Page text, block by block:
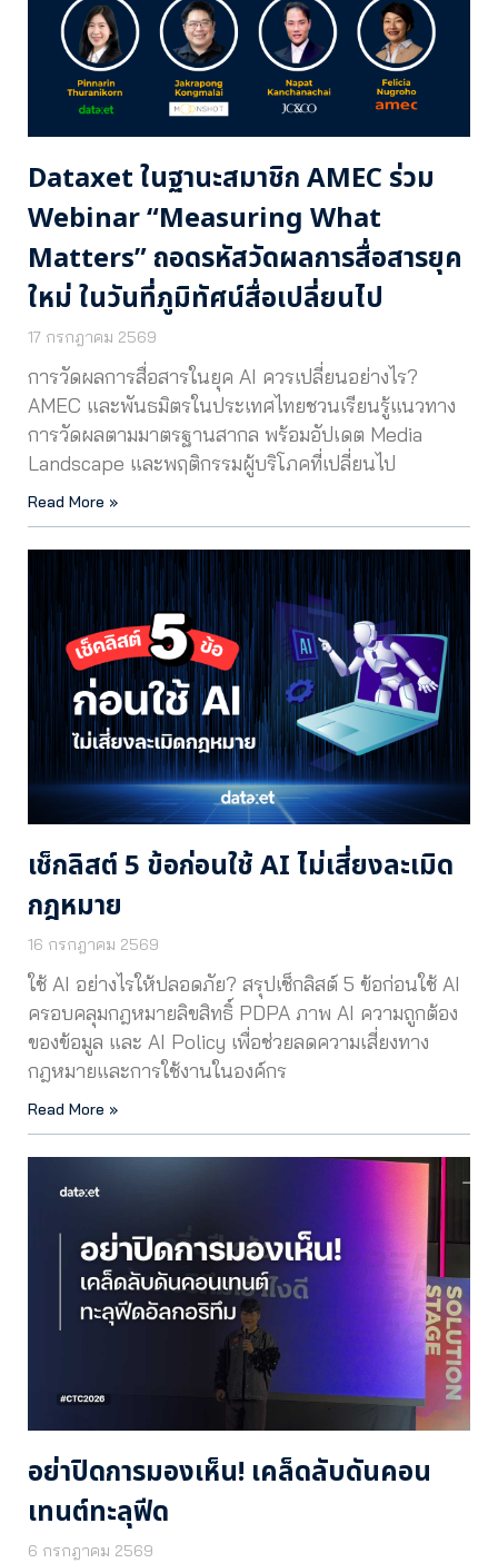
Dataxet ในฐานะสมาชิก AMEC ร่วม
Webinar “Measuring What
Matters” ถอดรหัสวัดผลการสื่อสารยุค
ใหม่ ในวันที่ภูมิทัศน์สื่อเปลี่ยนไป
17 กรกฎาคม 2569
การวัดผลการสื่อสารในยุค AI ควรเปลี่ยนอย่างไร?
AMEC และพันธมิตรในประเทศไทยชวนเรียนรู้แนวทาง
การวัดผลตามมาตรฐานสากล พร้อมอัปเดต Media
Landscape และพฤติกรรมผู้บริโภคที่เปลี่ยนไป
Read More »
เช็กลิสต์ 5 ข้อก่อนใช้ AI ไม่เสี่ยงละเมิด
กฎหมาย
16 กรกฎาคม 2569
ใช้ AI อย่างไรให้ปลอดภัย? สรุปเช็กลิสต์ 5 ข้อก่อนใช้ AI
ครอบคลุมกฎหมายลิขสิทธิ์ PDPA ภาพ AI ความถูกต้อง
ของข้อมูล และ AI Policy เพื่อช่วยลดความเสี่ยงทาง
กฎหมายและการใช้งานในองค์กร
Read More »
อย่าปิดการมองเห็น! เคล็ดลับดันคอน
เทนต์ทะลุฟีด
6 กรกฎาคม 2569